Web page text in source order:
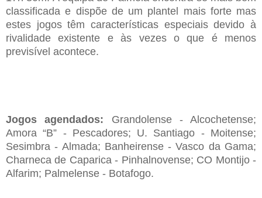
classificada e dispõe de um plantel mais forte mas
estes jogos têm características especiais devido à
rivalidade existente e às vezes o que é menos
previsível acontece.
Jogos agendados: Grandolense - Alcochetense;
Amora “B” - Pescadores; U. Santiago - Moitense;
Sesimbra - Almada; Banheirense - Vasco da Gama;
Charneca de Caparica - Pinhalnovense; CO Montijo -
Alfarim; Palmelense - Botafogo.